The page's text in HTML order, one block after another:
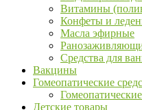
Витамины
Конфеты и
Масла эфирные
Средства для
Вакцины
Гомеопатические
Детские товары